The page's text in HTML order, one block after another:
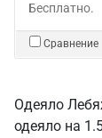
Бесплатно.
Сравнение
Одеяло
одеяло на